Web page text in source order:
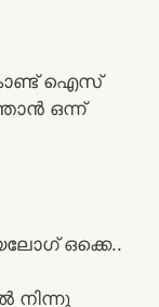
ഐസ്
ഒന്ന്
ഒക്കെ..
നിന്നു